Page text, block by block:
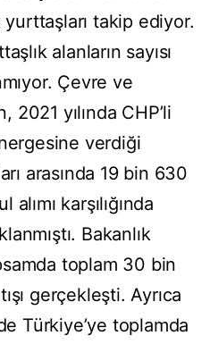
takip ediyor.
alanların sayısı
Çevre ve
2021 yılında CHP’li
verdiği
arasında 19 bin 630
karşılığında
Bakanlık
toplam 30 bin
gerçekleşti. Ayrıca
Türkiye’ye toplamda